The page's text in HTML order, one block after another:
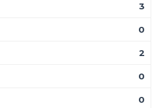
3
0
2
0
0